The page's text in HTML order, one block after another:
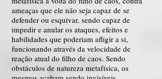
ameaças que ele não seja capaz de se
defender ou esquivar, sendo capaz de
impedir e anular os ataques, efeitos e
habilidades que poderiam afligir a si,
funcionando através da velocidade de
reação atual do filho de caos. Sendo
obstáculos de natureza metafísica, os